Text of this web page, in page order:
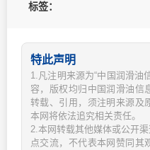
标签：
特此声明
1.凡注明来源为“中国润滑油
容，版权均归中国润滑油信
转载、引用，须注明来源及
本网将依法追究相关责任。
2.本网转载其他媒体或公开
点交流，不代表本网赞同其